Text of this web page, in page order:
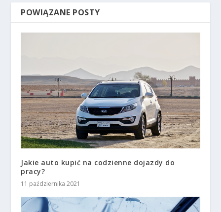
POWIĄZANE POSTY
Jakie auto kupić na codzienne dojazdy do
pracy?
11 października 2021